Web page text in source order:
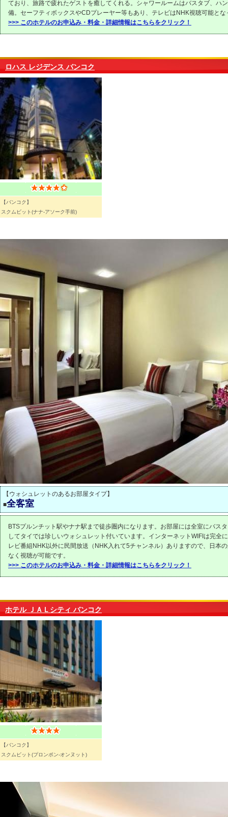
ており、旅路で疲れたゲストを癒してくれる。シャワールームはバスタブ、ハ
備。セーフティボックスやCDプレーヤー等もあり、テレビはNHK視聴可能とな
>>> このホテルのお申込み・料金・詳細情報はこちらをクリック！
ロハス レジデンス バンコク
【バンコク】
スクムビット(ナナ-アソーク手前)
【ウォシュレットのあるお部屋タイプ】
■全客室
BTSプルンチット駅やナナ駅まで徒歩圏内になります。お部屋には全室にバス
してタイでは珍しいウォシュレット付いています。インターネットWIFIは完全
レビ番組NHK以外に民間放送（NHK入れて5チャンネル）ありますので、日本
なく視聴が可能です。
>>> このホテルのお申込み・料金・詳細情報はこちらをクリック！
ホテル ＪＡＬシティ バンコク
【バンコク】
スクムビット(プロンポン-オンヌット)